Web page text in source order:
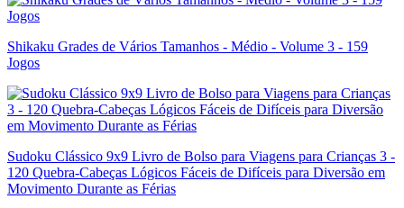
Shikaku Grades de Vários Tamanhos - Médio - Volume 3 - 159
Jogos
Sudoku Clássico 9x9 Livro de Bolso para Viagens para Crianças 3 -
120 Quebra-Cabeças Lógicos Fáceis de Difíceis para Diversão em
Movimento Durante as Férias